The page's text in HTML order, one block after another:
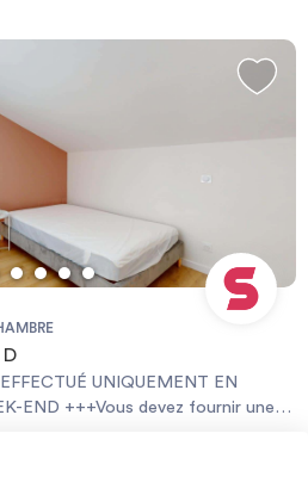
D
UNIQUEMENT EN
fournir une
et une assurance habitation+++